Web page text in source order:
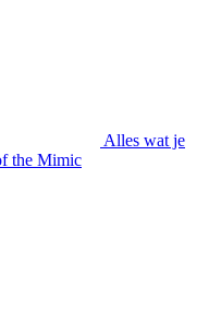
Alles wat je
the Mimic